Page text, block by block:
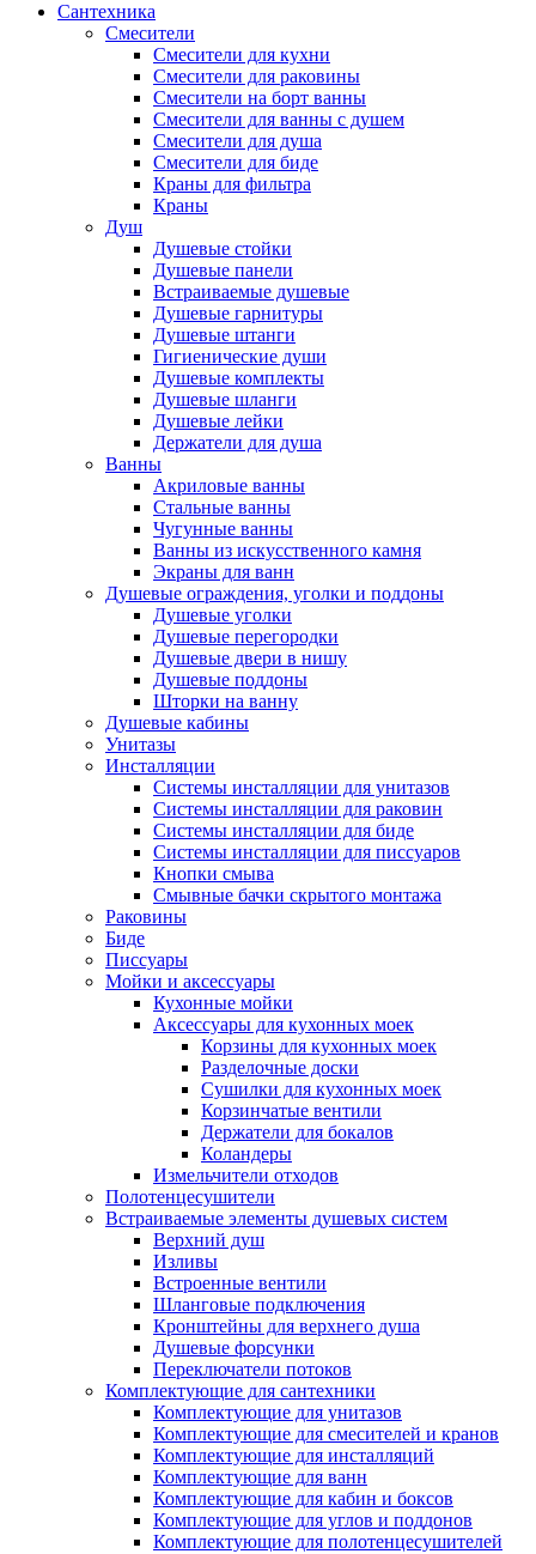
Сантехника
Смесители
Смесители для кухни
Смесители для раковины
Смесители на борт ванны
Смесители для ванны с душем
Смесители для душа
Смесители для биде
Краны для фильтра
Краны
Душ
Душевые стойки
Душевые панели
Встраиваемые душевые
Душевые гарнитуры
Душевые штанги
Гигиенические души
Душевые комплекты
Душевые шланги
Душевые лейки
Держатели для душа
Ванны
Акриловые ванны
Стальные ванны
Чугунные ванны
Ванны из искусственного камня
Экраны для ванн
Душевые ограждения, уголки и поддоны
Душевые уголки
Душевые перегородки
Душевые двери в нишу
Душевые поддоны
Шторки на ванну
Душевые кабины
Унитазы
Инсталляции
Системы инсталляции для унитазов
Системы инсталляции для раковин
Системы инсталляции для биде
Системы инсталляции для писсуаров
Кнопки смыва
Смывные бачки скрытого монтажа
Раковины
Биде
Писсуары
Мойки и аксессуары
Кухонные мойки
Аксессуары для кухонных моек
Корзины для кухонных моек
Разделочные доски
Сушилки для кухонных моек
Корзинчатые вентили
Держатели для бокалов
Коландеры
Измельчители отходов
Полотенцесушители
Встраиваемые элементы душевых систем
Верхний душ
Изливы
Встроенные вентили
Шланговые подключения
Кронштейны для верхнего душа
Душевые форсунки
Переключатели потоков
Комплектующие для сантехники
Комплектующие для унитазов
Комплектующие для смесителей и кранов
Комплектующие для инсталляций
Комплектующие для ванн
Комплектующие для кабин и боксов
Комплектующие для углов и поддонов
Комплектующие для полотенцесушителей